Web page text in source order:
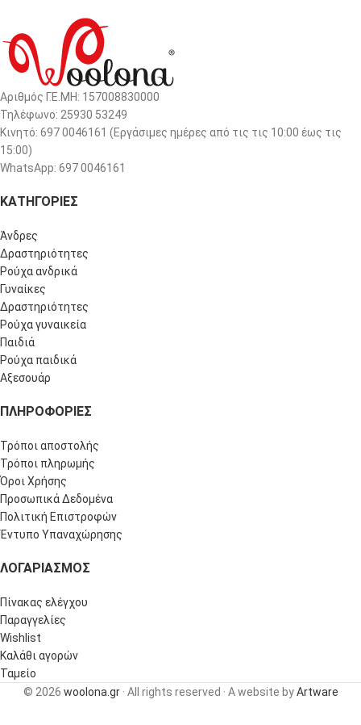
Αριθμός Γ.Ε.ΜΗ: 157008830000
Τηλέφωνο: 25930 53249
Κινητό: 697 0046161 (Eργάσιμες ημέρες από τις τις 10:00 έως τις
15:00)
WhatsApp: 697 0046161
ΚΑΤΗΓΟΡΙΕΣ
Άνδρες
Δραστηριότητες
Ρούχα ανδρικά
Γυναίκες
Δραστηριότητες
Ρούχα γυναικεία
Παιδιά
Ρούχα παιδικά
Αξεσουάρ
ΠΛΗΡΟΦΟΡΊΕΣ
Τρόποι αποστολής
Τρόποι πληρωμής
Όροι Χρήσης
Προσωπικά Δεδομένα
Πολιτική Επιστροφών
Έντυπο Υπαναχώρησης
ΛΟΓΑΡΙΑΣΜΌΣ
Πίνακας ελέγχου
Παραγγελίες
Wishlist
Καλάθι αγορών
Ταμείο
© 2026 woolona.gr· All rights reserved · A website byArtware